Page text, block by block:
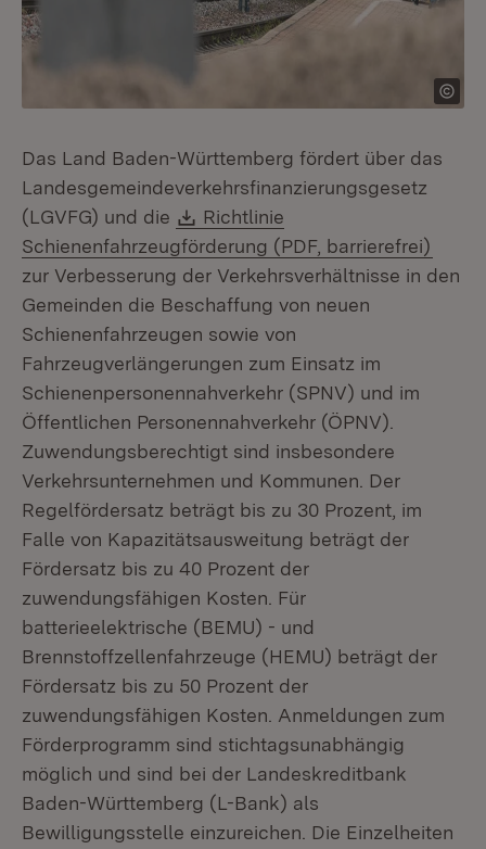
Das Land Baden-Württemberg fördert über das
Landesgemeindeverkehrsfinanzierungsgesetz
(LGVFG) und die
Download:
Richtlinie
Schienenfahrzeugförderung (PDF, barrierefrei)
zur Verbesserung der Verkehrsverhältnisse in den
Gemeinden die Beschaffung von neuen
Schienenfahrzeugen sowie von
Fahrzeugverlängerungen zum Einsatz im
Schienenpersonennahverkehr (SPNV) und im
Öffentlichen Personennahverkehr (ÖPNV).
Zuwendungsberechtigt sind insbesondere
Verkehrsunternehmen und Kommunen. Der
Regelfördersatz beträgt bis zu 30 Prozent, im
Falle von Kapazitätsausweitung beträgt der
Fördersatz bis zu 40 Prozent der
zuwendungsfähigen Kosten. Für
batterieelektrische (BEMU) - und
Brennstoffzellenfahrzeuge (HEMU) beträgt der
Fördersatz bis zu 50 Prozent der
zuwendungsfähigen Kosten. Anmeldungen zum
Förderprogramm sind stichtagsunabhängig
möglich und sind bei der Landeskreditbank
Baden-Württemberg (L-Bank) als
Bewilligungsstelle einzureichen. Die Einzelheiten